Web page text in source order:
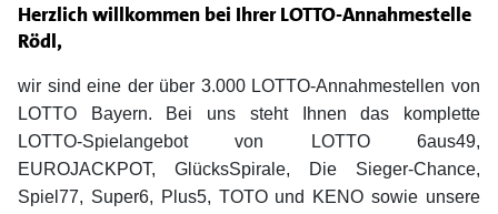
Herzlich willkommen bei Ihrer LOTTO-Annahmestelle
Rödl,
wir sind eine der über 3.000 LOTTO-Annahmestellen von
LOTTO Bayern. Bei uns steht Ihnen das komplette
LOTTO-Spielangebot von LOTTO 6aus49,
EUROJACKPOT, GlücksSpirale, Die Sieger-Chance,
Spiel77, Super6, Plus5, TOTO und KENO sowie unsere